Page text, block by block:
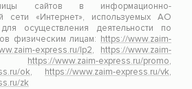
сайтов в информационно-
сети «Интернет», используемых АО
осуществления деятельности по
физическим лицам: https://www.zaim-
express.ru/lp2, https://www.zaim-
https://www.zaim-express.ru/promo,
ok, https://www.zaim-express.ru/vk,
zk